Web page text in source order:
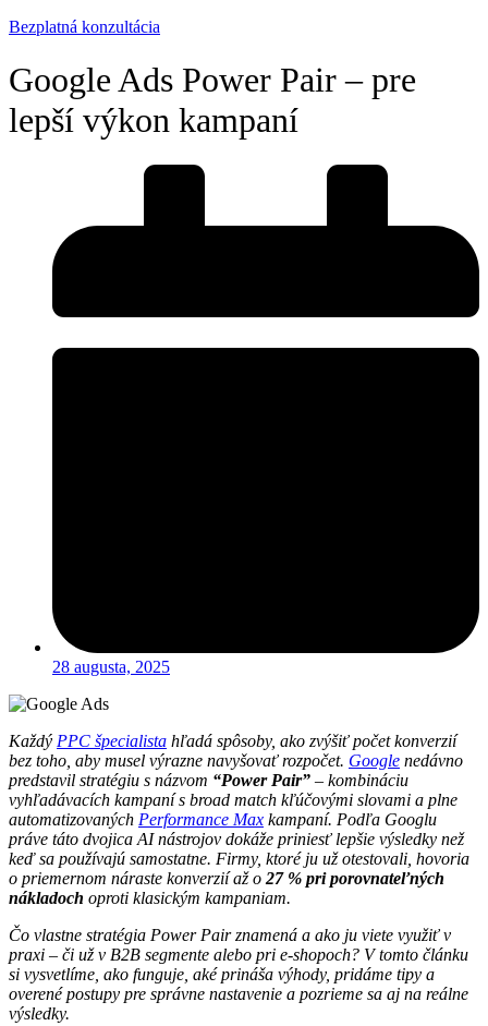
Bezplatná konzultácia
Google Ads Power Pair – pre
lepší výkon kampaní
28 augusta, 2025
Každý PPC špecialista hľadá spôsoby, ako zvýšiť počet konverzií
bez toho, aby musel výrazne navyšovať rozpočet. Google nedávno
predstavil stratégiu s názvom “Power Pair” – kombináciu
vyhľadávacích kampaní s broad match kľúčovými slovami a plne
automatizovaných Performance Max kampaní. Podľa Googlu
práve táto dvojica AI nástrojov dokáže priniesť lepšie výsledky než
keď sa používajú samostatne. Firmy, ktoré ju už otestovali, hovoria
o priemernom náraste konverzií až o 27 % pri porovnateľných
nákladoch oproti klasickým kampaniam.
Čo vlastne stratégia Power Pair znamená a ako ju viete využiť v
praxi – či už v B2B segmente alebo pri e-shopoch? V tomto článku
si vysvetlíme, ako funguje, aké prináša výhody, pridáme tipy a
overené postupy pre správne nastavenie a pozrieme sa aj na reálne
výsledky.